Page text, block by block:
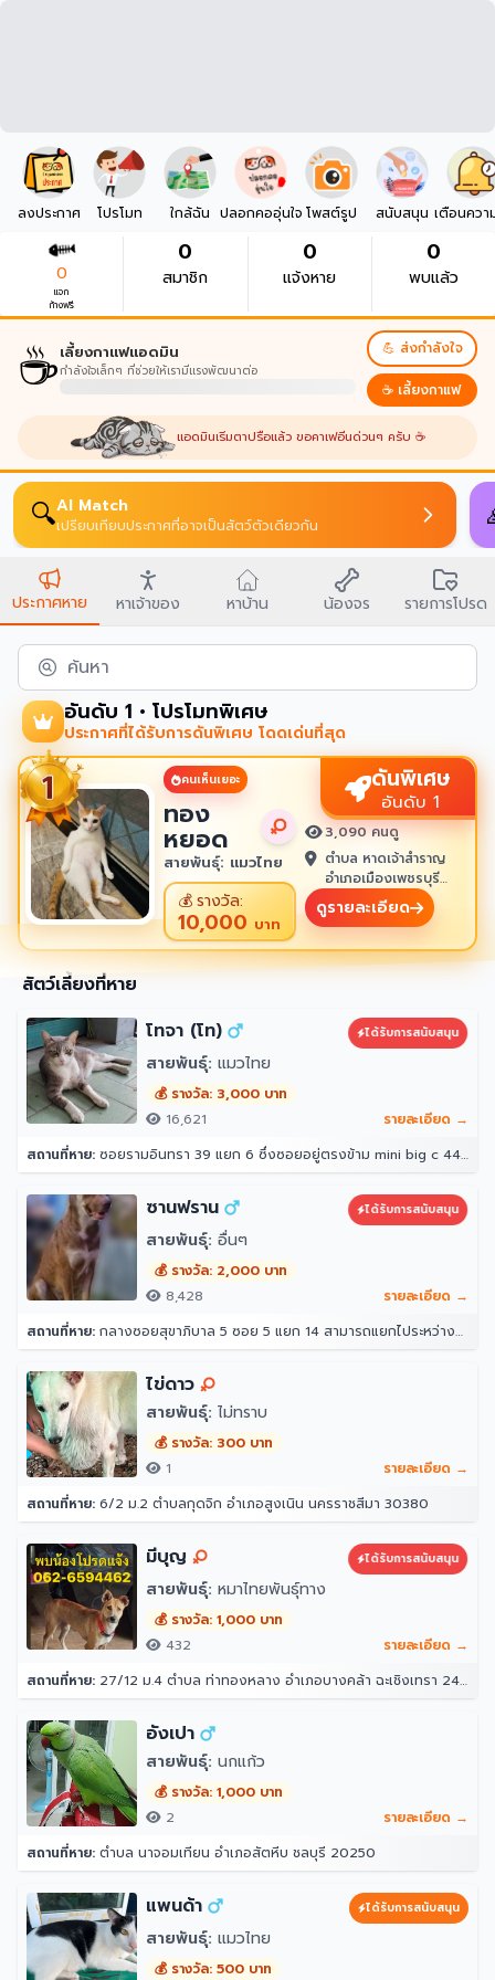
ลงประกาศ โปรโมท ใกล้ฉัน ปลอกคออุ่นใจ โพสต์รูป สนับสนุน เตือนควา
0
แจก
ก้างฟรี
0
สมาชิก
0
แจ้งหาย
0
พบแล้ว
☕เลี้ยงกาแฟแอดมิน
กำลังใจเล็กๆ ที่ช่วยให้เรามีแรงพัฒนาต่อ
💪 ส่งกำลังใจ
☕ เลี้ยงกาแฟ
แอดมินเริ่มตาปรือแล้ว ขอคาเฟอีนด่วนๆ ครับ ☕
🔍AI Match
เปรียบเทียบประกาศที่อาจเป็นสัตว์ตัวเดียวกัน
ประกาศหาย หาเจ้าของ หาบ้าน น้องจร รายการโปรด
ค้นหา
อันดับ 1 • โปรโมทพิเศษ
ประกาศที่ได้รับการดันพิเศษ โดดเด่นที่สุด
คนเห็นเยอะ
ทอง
หยอด
สายพันธุ์: แมวไทย
💰รางวัล:
10,000 บาท
ดันพิเศษ
อันดับ 1
3,090 คนดู
ตำบล หาดเจ้าสำราญ
อำเภอเมืองเพชรบุรี
เพชรบุรี 76100
ดูรายละเอียด
สัตว์เลี้ยงที่หาย
โทจา (โท)
ได้รับการสนับสนุน
สายพันธุ์: แมวไทย
💰 รางวัล: 3,000 บาท
16,621
รายละเอียด →
สถานที่หาย: ซอยรามอินทรา 39 แยก 6 ซึ่งซอยอยู่ตรงข้าม mini big c 44/10 ซอย รามอินทรา 39 แยก 6 แขวงอนุสาวรีย์ เขตบางเขน กรุงเทพมหานคร 10220 ประเทศไทย
ซานฟราน ได้รับการสนับสนุน
สายพันธุ์: อื่นๆ
💰 รางวัล: 2,000 บาท
8,428
รายละเอียด →
สถานที่หาย: กลางซอยสุขาภิบาล 5 ซอย 5 แยก 14 สามารถแยกไประหว่างซอย 12 กับ 16 ได้ หน้าปากซอยแยก 14 เป็นร้านขายวัสดุ ตรงข้ามแยก 16 เป็นซอยที่มีร้านอาหาร หมาเยอะเป็นฝูง 10 กว่าตัว(อาศัยอยู่ในป่า ไม่ดุ) 33 สุขาภิบาล 5 ซอย 5 แยก 14 แขวง ท่าแร้ง เขตบางเขน กรุงเทพมหานคร 10220 ประเทศไทย
ไข่ดาว
สายพันธุ์: ไม่ทราบ
💰 รางวัล: 300 บาท
1
รายละเอียด →
สถานที่หาย: 6/2 ม.2 ตำบลกุดจิก อำเภอสูงเนิน นครราชสีมา 30380
มีบุญ ได้รับการสนับสนุน
สายพันธุ์: หมาไทยพันธุ์ทาง
💰 รางวัล: 1,000 บาท
432
รายละเอียด →
สถานที่หาย: 27/12 ม.4 ตำบล ท่าทองหลาง อำเภอบางคล้า ฉะเชิงเทรา 24110
อังเปา
สายพันธุ์: นกแก้ว
💰 รางวัล: 1,000 บาท
2
รายละเอียด →
สถานที่หาย: ตำบล นาจอมเทียน อำเภอสัตหีบ ชลบุรี 20250
แพนด้า ได้รับการสนับสนุน
สายพันธุ์: แมวไทย
💰 รางวัล: 500 บาท